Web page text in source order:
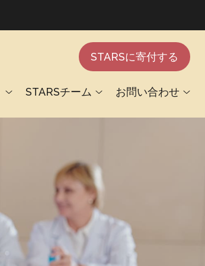
STARSチーム お問い合わせ
STARSに寄付する